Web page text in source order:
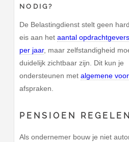
NODIG?
De Belastingdienst stelt geen
eis aan hetaantal opdrachtgevers
per jaar, maar zelfstandigheid
duidelijk zichtbaar zijn. Dit kun je
ondersteunen metalgemene
afspraken.
PENSIOEN
Als ondernemer bouw je niet